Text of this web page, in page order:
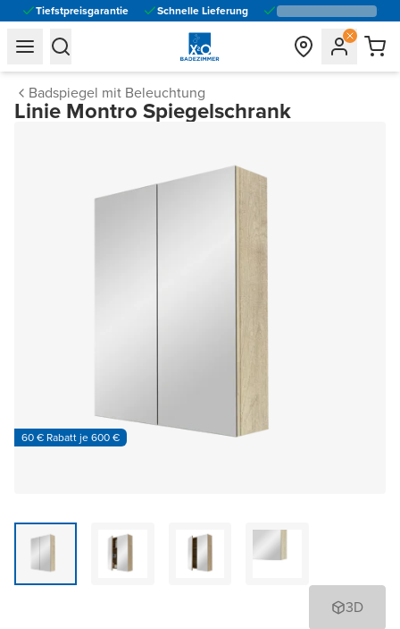
Tiefstpreisgarantie Schnelle Lieferung
general.navigation.toggle_menu.label
general.navigation.toggle_menu.label
Badspiegel mit Beleuchtung
Linie Montro Spiegelschrank
60 € Rabatt je 600 €
3D